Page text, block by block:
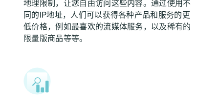
地理限制，让您自由访问这些内容。通过使用不
同的IP地址，人们可以获得各种产品和服务的更
低价格，例如最喜欢的流媒体服务，以及稀有的
限量版商品等等。